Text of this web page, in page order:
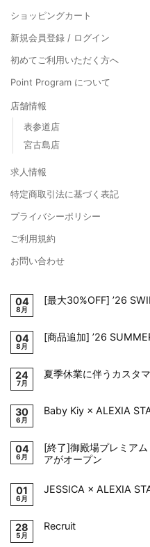
ショッピングカート
新規会員登録 / ログイン
初めてご利用いただく方へ
Point Program について
店舗情報
表参道店
宮古島店
求人情報
特定商取引法に基づく表記
プライバシーポリシー
ご利用規約
お問い合わせ
04
8月
[最大30%OFF] ’26
04
8月
[商品追加] ’26
24
7月
夏季休業に伴うカスタ
30
6月
Baby Kiy × ALEXIA
04
6月
[終了]御殿場プレミア
アがオープン
01
6月
JESSICA × ALEXIA
28
5月
Recruit